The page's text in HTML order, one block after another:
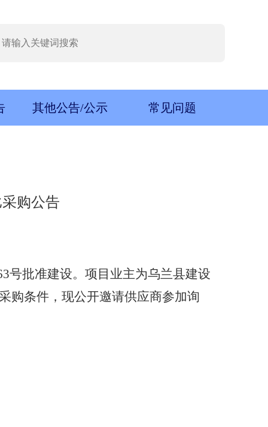
其他公告/公示 常见问题
购公告
号批准建设。项目业主为乌兰县建设
购条件，现公开邀请供应商参加询